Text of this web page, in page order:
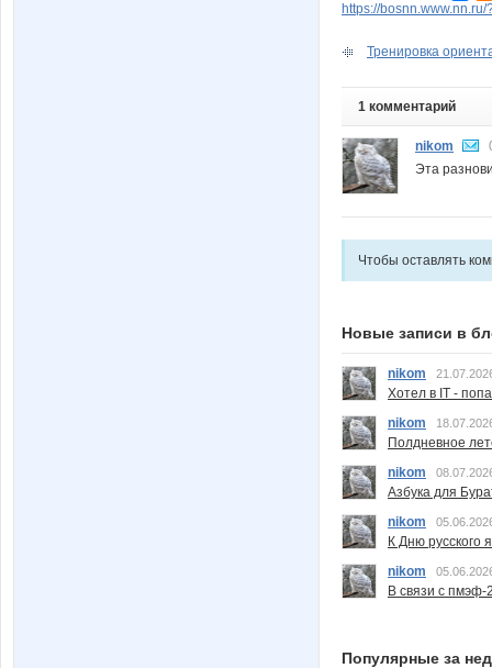
https://
Тренировка
1 комментарий
nikom
Эта
Чтобы оставлять
Новые записи в
nikom
Хотел в IT -
nikom
Полдневное
nikom
Азбука для
nikom
К Дню русского
nikom
В связи с пмэф-
Популярные за